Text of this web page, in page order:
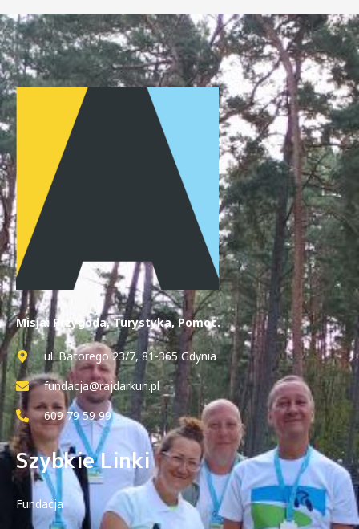
Misja: Przygoda, Turystyka, Pomoc.
ul. Batorego 23/7, 81-365 Gdynia
fundacja@rajdarkun.pl
609 79 59 99
Szybkie Linki
Fundacja